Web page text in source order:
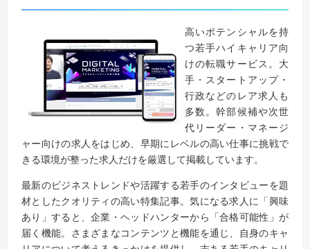
高いポテンシャルを持
つ若手ハイキャリア向
けの転職サービス。大
手・スタートアップ・
行政などのレア求人も
多数。幹部候補や次世
代リーダー・マネージ
ャー向けの求人をはじめ、早期にレベルの高い仕事に挑戦で
きる環境が整った求人だけを厳選して掲載しています。
最新のビジネストレンドや活躍する若手のインタビューを題
材としたクオリティの高い特集記事。気になる求人に「興味
あり」すると、企業・ヘッドハンターから「合格可能性」が
届く機能。さまざまなコンテンツと機能を通じ、自身のキャ